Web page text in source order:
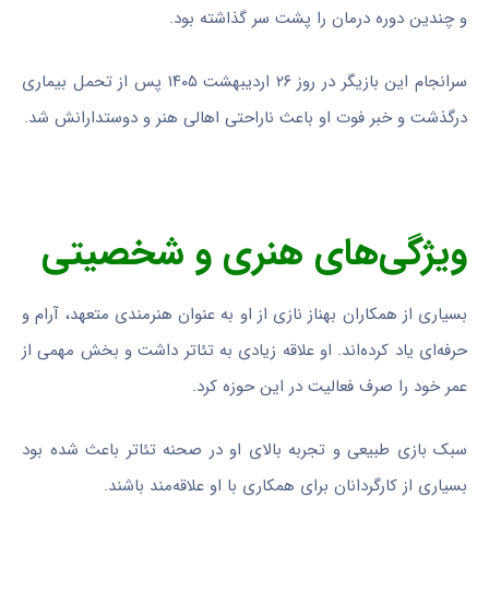
و چندین دوره درمان را پشت سر گذاشته بود.
سرانجام این بازیگر در روز ۲۶ اردیبهشت ۱۴۰۵ پس از تحمل بیماری
درگذشت و خبر فوت او باعث ناراحتی اهالی هنر و دوستدارانش شد.
ویژگی‌های هنری و شخصیتی
بسیاری از همکاران بهناز نازی از او به عنوان هنرمندی متعهد، آرام و
حرفه‌ای یاد کرده‌اند. او علاقه زیادی به تئاتر داشت و بخش مهمی از
عمر خود را صرف فعالیت در این حوزه کرد.
سبک بازی طبیعی و تجربه بالای او در صحنه تئاتر باعث شده بود
بسیاری از کارگردانان برای همکاری با او علاقه‌مند باشند.